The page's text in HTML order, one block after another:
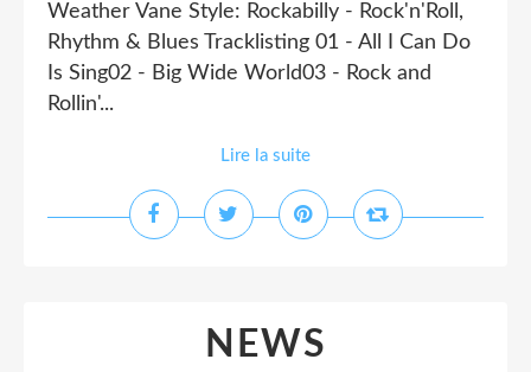
Weather Vane Style: Rockabilly - Rock'n'Roll,
Rhythm & Blues Tracklisting 01 - All I Can Do
Is Sing02 - Big Wide World03 - Rock and
Rollin'...
Lire la suite
NEWS